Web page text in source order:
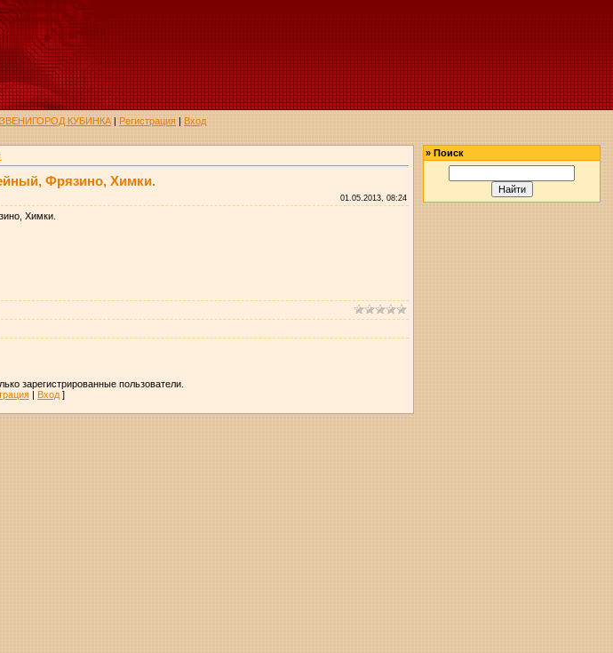
КУБИНКА|Регистрация|Вход
Фрязино, Химки.
01.05.2013, 08:24
Химки.
зарегистрированные пользователи.
| Вход]
»Поиск